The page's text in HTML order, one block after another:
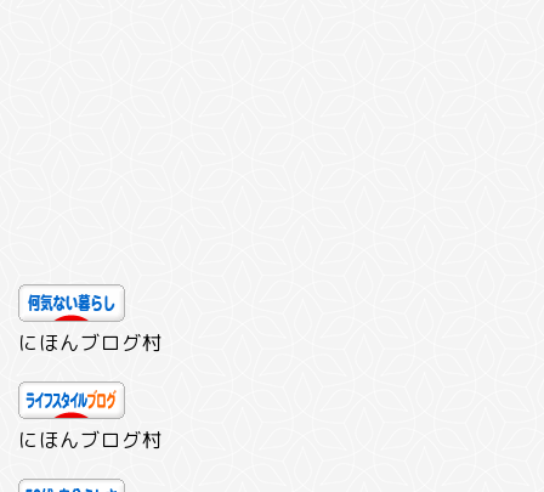
にほんブログ村
にほんブログ村